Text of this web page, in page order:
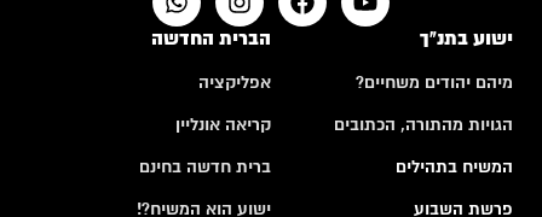
ישוע בתנ"ך
מיהם יהודים משחיים?
הגויות מהתורה, הכתובים
המשיח בתהילים
פרשת השבוע
הברית החדשה
אפליקציה
קריאה אונליין
ברית חדשה בחינם
ישוע הוא המשיח?!